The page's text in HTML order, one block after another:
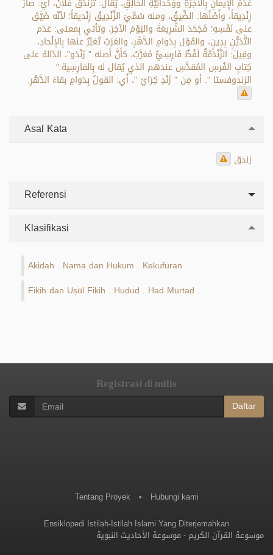
زِنْدِيقاً، وأَصْلُها: الضِّيقُ، ومنه سُمِّيَ الزِّنْدِيقُ زِنْديقاً؛ لأنّه ضَيَّقَ
على نَفْسِهِ؛ فَجَحَدَ الشَّرِيعَةَ واليَوْمَ الآخِرَ، وتأتي بِمعنى: عَدَم
التَّدَيُّنِ بِدِينٍ، والقَوْل بِدَوامِ الدَّهْرِ، والعَرَبُ تُعَبِّرُ عنها بِالإلْحادِ،
وقِيلَ: الزَّنْدَقَةُ لَفْظٌ فَارِسِيٌّ مُعَرَّبٌ، كأَنَّ أَصله " زَنْدَو"، الدّالة على
كِتابِ الفُرسِ المُقدَّسِ عندهم الذي يُقال له بِالفارِسِية:"
الزندوفستا ". أو مِن " زَنْدِ كِرَايْ "، أَي: القولُ بِدَوامِ بقاءَ الدَّهْرِ.
Asal Kata
زندق
Referensi
Klasifikasi
Akidah Nama dan Hukum Kekufuran
Fikih dan Uṣūl Fikih Hudud Had Murtad
Registrasi di milis
Daftar
Tentang Proyek •
Hubungi kami
Ensiklopedi Istilah-Istilah Islami Yang Diterjemahkan
موسوعة القرآن الكريم -موسوعة الأحاديث النبوية